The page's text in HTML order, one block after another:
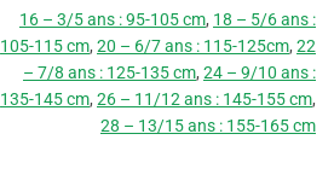
16 – 3/5 ans : 95-105 cm, 18 – 5/6 ans :
105-115 cm, 20 – 6/7 ans : 115-125cm, 22
– 7/8 ans : 125-135 cm, 24 – 9/10 ans :
135-145 cm, 26 – 11/12 ans : 145-155 cm,
28 – 13/15 ans : 155-165 cm